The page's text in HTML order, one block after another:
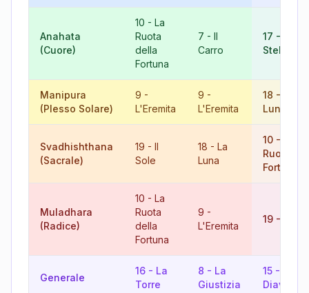
Anahata
(Cuore)
10 - La
Ruota
della
Fortuna
7 - Il
Carro
17 -
Stella
Manipura
(Plesso Solare)
9 -
L'Eremita
9 -
L'Eremita
18 -
Luna
Svadhishthana
(Sacrale)
19 - Il
Sole
18 - La
Luna
10 -
Ruota
Fortuna
Muladhara
(Radice)
10 - La
Ruota
della
Fortuna
9 -
L'Eremita
19 -
Generale
16 - La
Torre
8 - La
Giustizia
15 -
Diavolo